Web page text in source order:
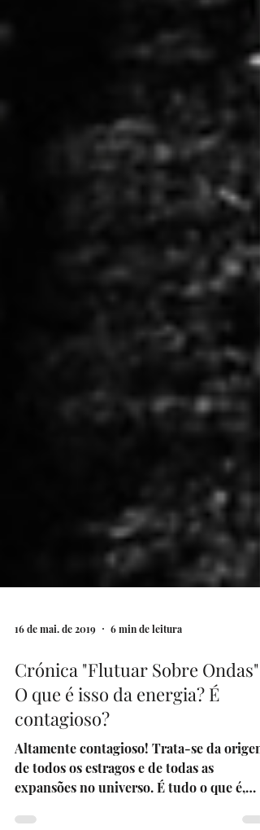
16 de mai. de 2019 6 min de leitura
Crónica "Flutuar Sobre Ondas" |
O que é isso da energia? É
contagioso?
Altamente contagioso! Trata-se da origem
de todos os estragos e de todas as
expansões no universo. É tudo o que é,